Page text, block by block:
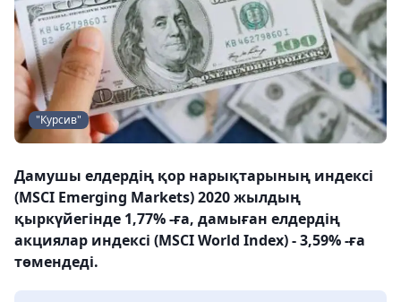
"Курсив"
Дамушы елдердің қор нарықтарының индексі
(MSCI Emerging Markets) 2020 жылдың
қыркүйегінде 1,77% -ға, дамыған елдердің
акциялар индексі (MSCI World Index) - 3,59% -ға
төмендеді.